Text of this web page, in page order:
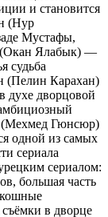
и становится
(Нур
Мустафы,
(Окан Ялабык) —
судьба
(Пелин Карахан)
духе дворцовой
(Мехмед Гюнсюр)
одной из самых
сериала
сериалом:
большая часть
в дворце